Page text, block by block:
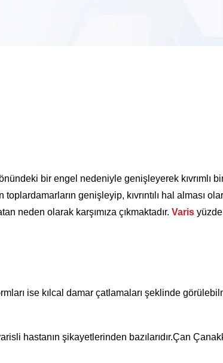
bir engel nedeniyle genişleyerek kıvrımlı
genişleyip, kıvrıntılı hal alması
neden olarak karşımıza çıkmaktadır. Varis yüzde
ise kılcal damar çatlamaları şeklinde
hastanın şikayetlerinden bazılarıdır.Çan